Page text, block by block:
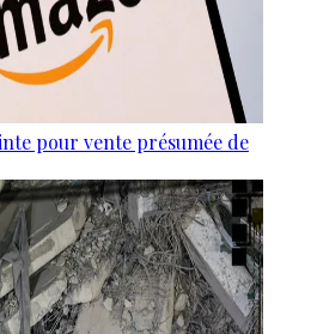
pour vente présumée de